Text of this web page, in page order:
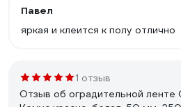
Павел
яркая и клеится к полу отлично
1 отзыв
Отзыв об оградительной